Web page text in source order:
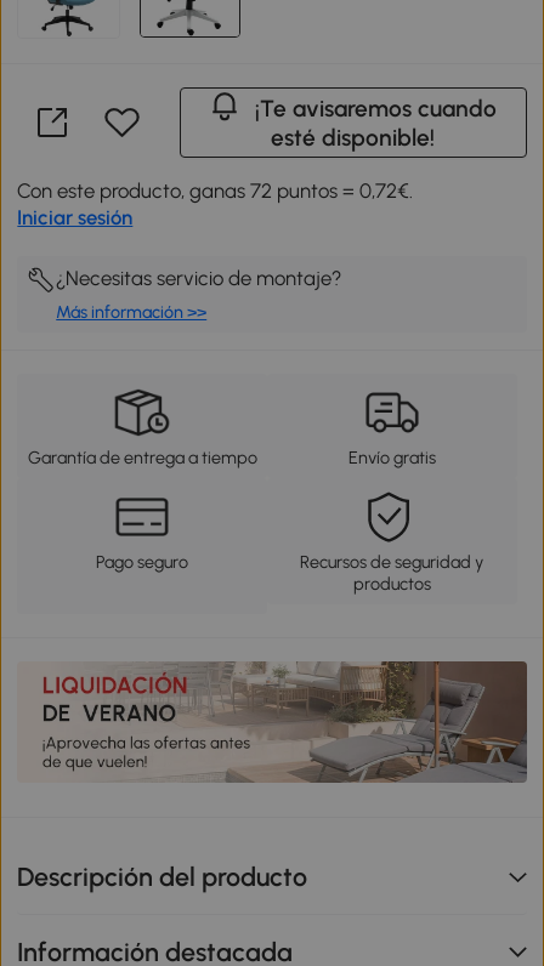
¡Te avisaremos cuando
esté disponible!
Con este producto, ganas 72 puntos = 0,72€.
Iniciar sesión
¿Necesitas servicio de montaje?
Más información >>
Garantía de entrega a tiempo Envío gratis
Pago seguro
Recursos de seguridad y
productos
Descripción del producto
Información destacada